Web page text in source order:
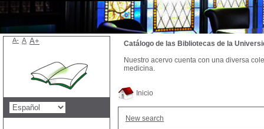
Inicio
New search
Catálogo de las Bibliotecas de la
Nuestro acervo cuenta con una diversa
medicina.
A- A A+